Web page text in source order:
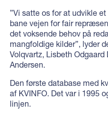
”Vi satte os for at udvikle
bane vejen for fair
det voksende behov på
mangfoldige kilder”, lyder
Volqvartz, Lisbeth
Andersen.
Den første database med
af KVINFO. Det var i 1995
linjen.